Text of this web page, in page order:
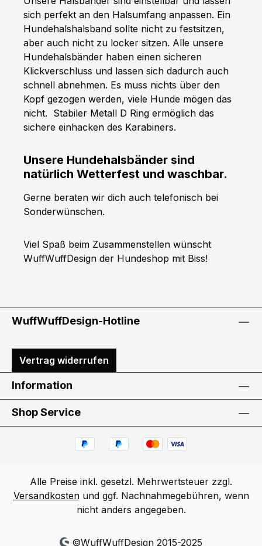
sich perfekt an den Halsumfang anpassen. Ein
Hundehalshalsband sollte nicht zu festsitzen,
aber auch nicht zu locker sitzen. Alle unsere
Hundehalsbänder haben einen sicheren
Klickverschluss und lassen sich dadurch auch
schnell abnehmen. Es muss nichts über den
Kopf gezogen werden, viele Hunde mögen das
nicht. Stabiler Metall D Ring ermöglich das
sichere einhacken des Karabiners.
Unsere Hundehalsbänder sind
natürlich Wetterfest und waschbar.
Gerne beraten wir dich auch telefonisch bei
Sonderwünschen.
Viel Spaß beim Zusammenstellen wünscht
WuffWuffDesign der Hundeshop mit Biss!
WuffWuffDesign-Hotline
Vertrag widerrufen
Information
Shop Service
Alle Preise inkl. gesetzl. Mehrwertsteuer zzgl.
Versandkostenund ggf. Nachnahmegebühren, wenn
nicht anders angegeben.
©WuffWuffDesign 2015-2025